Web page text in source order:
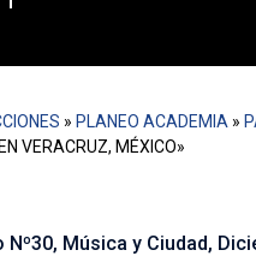
» PLANEO ACADEMIA »
VERACRUZ, MÉXICO»
Nº30, Música y Ciudad,